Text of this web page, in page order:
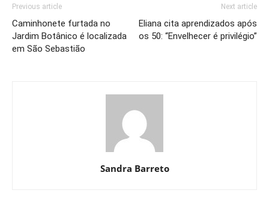
Previous article
Caminhonete furtada no
Jardim Botânico é localizada
em São Sebastião
Next article
Eliana cita aprendizados após
os 50: “Envelhecer é privilégio”
Sandra Barreto